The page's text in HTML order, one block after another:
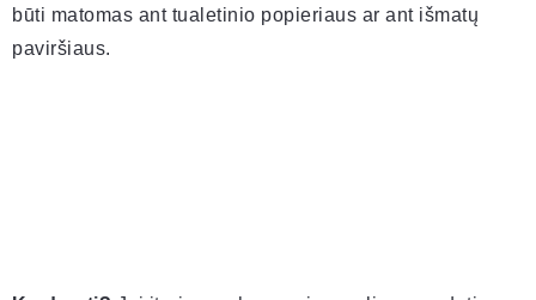
būti matomas ant tualetinio popieriaus ar ant išmatų
paviršiaus.